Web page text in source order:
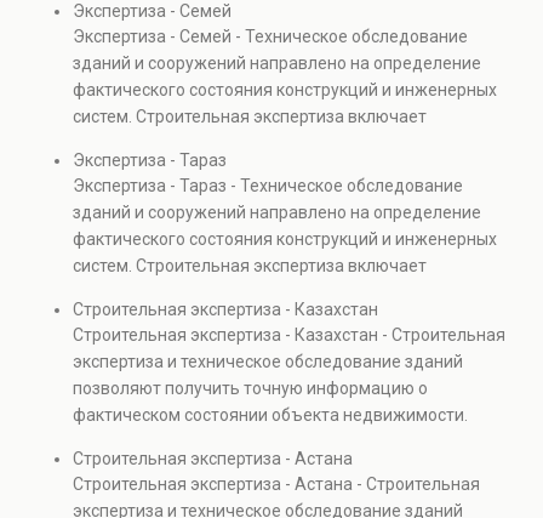
прочности элементов и оценку эксплуатационной
безопасности. Услуга востребована при покупке
недвижимости, капитальном ремонте и реконструкции
объектов, а также при судебных разбирательствах и
технических проверках.
Экспертиза - Семей
Экспертиза - Семей - Техническое обследование
зданий и сооружений направлено на определение
фактического состояния конструкций и инженерных
систем. Строительная экспертиза включает
элементов и оценку эксплуатационной безопасности.
Услуга востребована при покупке недвижимости,
капитальном ремонте и реконструкции объектов, а
также при судебных разбирательствах и технических
проверках.
Экспертиза - Тараз
Экспертиза - Тараз - Техническое обследование
зданий и сооружений направлено на определение
фактического состояния конструкций и инженерных
систем. Строительная экспертиза включает
элементов и оценку эксплуатационной безопасности.
Услуга востребована при покупке недвижимости,
капитальном ремонте и реконструкции объектов, а
также при судебных разбирательствах и технических
проверках.
Строительная экспертиза - Казахстан
Строительная экспертиза - Казахстан - Строительная
экспертиза и техническое обследование зданий
позволяют получить точную информацию о
фактическом состоянии объекта недвижимости.
инженерных систем с выявлением скрытых дефектов
и нарушений. Услуга используется для проверки
Строительная экспертиза - Астана
Строительная экспертиза - Астана - Строительная
экспертиза и техническое обследование зданий